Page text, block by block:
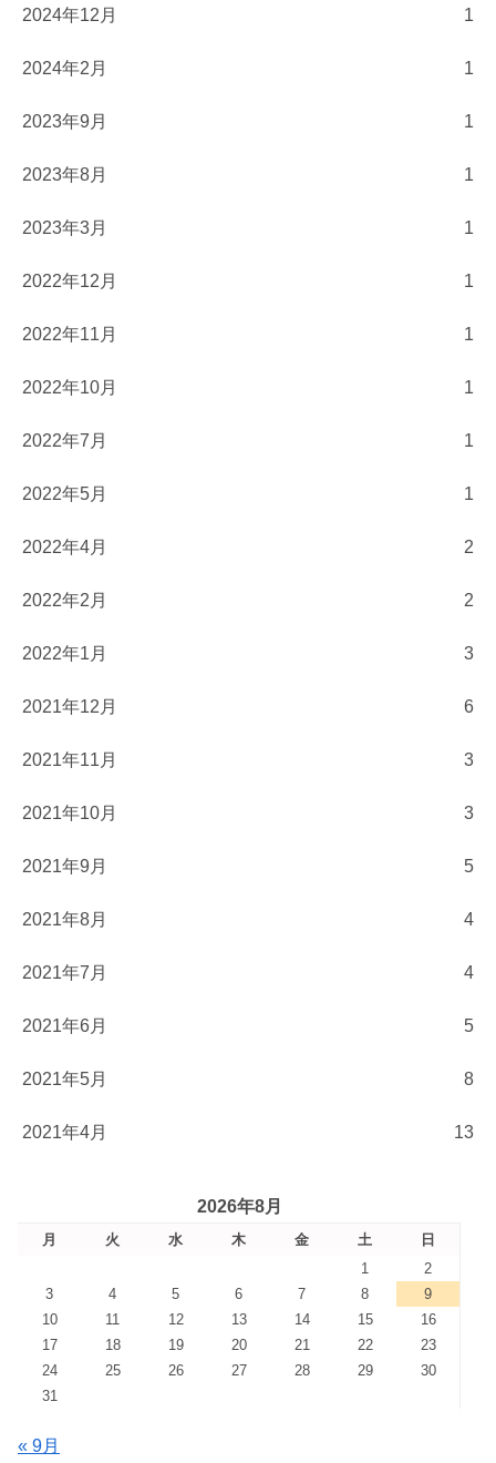
2024年12月 1
2024年2月 1
2023年9月 1
2023年8月 1
2023年3月 1
2022年12月 1
2022年11月 1
2022年10月 1
2022年7月 1
2022年5月 1
2022年4月 2
2022年2月 2
2022年1月 3
2021年12月 6
2021年11月 3
2021年10月 3
2021年9月 5
2021年8月 4
2021年7月 4
2021年6月 5
2021年5月 8
2021年4月 13
2026年8月
月 火 水 木 金 土
日
1
2
3
4 5 6 7 8
9
10
11 12 13 14 15
16
17
18 19 20 21 22
23
24
25 26 27 28 29
30
31
« 9月